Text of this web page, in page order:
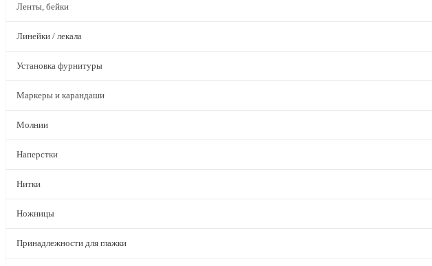
Ленты, бейки
Линейки / лекала
Установка фурнитуры
Маркеры и карандаши
Молнии
Наперстки
Нитки
Ножницы
Принадлежности для глажки